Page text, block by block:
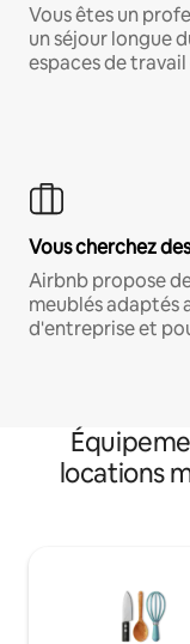
Vous êtes un
un séjour longue
espaces de travail
Vous cherchez
Airbnb propose
meublés adaptés
d'entreprise et
locations